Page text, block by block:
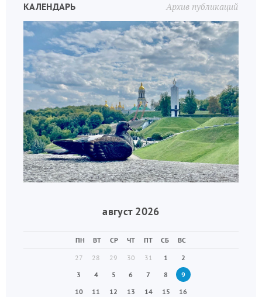
Архив публикаций
КАЛЕНДАРЬ
август 2026
ПН ВТ СР ЧТ ПТ СБ
ВС
27
28 29 30 31 1
2
3
4 5 6 7 8
9
10
11 12 13 14 15
16